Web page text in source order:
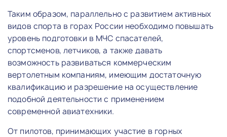
Таким образом, параллельно с развитием активных
видов спорта в горах России необходимо повышать
уровень подготовки в МЧС спасателей,
спортсменов, летчиков, а также давать
возможность развиваться коммерческим
вертолетным компаниям, имеющим достаточную
квалификацию и разрешение на осуществление
подобной деятельности с применением
современной авиатехники.
От пилотов, принимающих участие в горных